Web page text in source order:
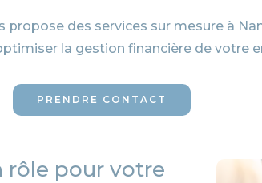
propose des services sur mesure à
la gestion financière de votre
PRENDRE CONTACT
rôle pour votre